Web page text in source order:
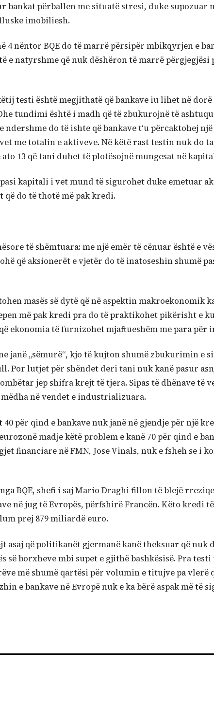
bankat përballen me situatë stresi, duke supozuar
imobiliesh.
4 nëntor BQE do të marrë përsipër mbikqyrjen e
e natyrshme që nuk dëshëron të marrë
testi është megjithatë që bankave iu lihet në dorë
tundimi është i madh që të zbukurojnë të
ndershme do të ishte që bankave t‘u përcaktohej
me totalin e aktiveve. Në këtë rast testin nuk do
13 që tani duhet të plotësojnë mungesat në
kapitali i vet mund të sigurohet duke emetuar
do të thotë më pak kredi.
të shëmtuara: me një emër të cënuar është e
që aksionerët e vjetër do të inatoseshin shumë
masës së dytë që në aspektin makroekonomik
më pak kredi pra do të praktikohet pikërisht e
ekonomia të furnizohet mjaftueshëm me para për
janë „sëmurë“, kjo të kujton shumë zbukurimin e
Por lutjet për shëndet deri tani nuk kanë pasur
jep shifra krejt të tjera. Sipas të dhënave të
në vendet e industrializuara.
për qind e bankave nuk janë në gjendje për një
madje këtë problem e kanë 70 për qind e
financiare në FMN, Jose Vinals, nuk e fsheh se i
BQE, shefi i saj Mario Draghi fillon të blejë
në jug të Evropës, përfshirë Francën. Këto kredi
prej 879 miliardë euro.
asaj që politikanët gjermanë kanë theksuar që nuk
së borxheve mbi supet e gjithë bashkësisë. Pra
më shumë qartësi për volumin e titujve pa vlerë
e bankave në Evropë nuk e ka bërë aspak më të